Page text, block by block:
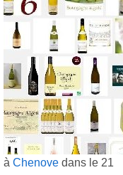
à Chenove dans le 21